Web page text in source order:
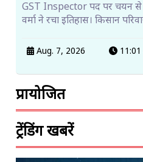
GST Inspector पद पर चयन से
वर्मा ने रचा इतिहास। किसान
Aug. 7, 2026 11:01
प्रायोजित
ट्रेंडिंग खबरें